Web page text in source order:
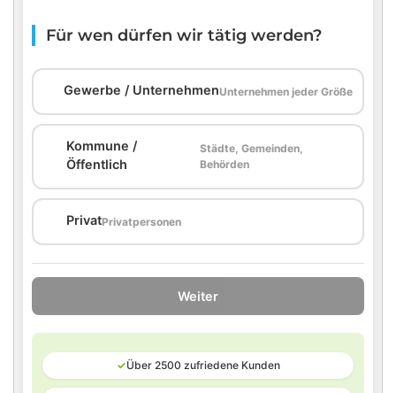
Für wen dürfen wir tätig werden?
Gewerbe / UnternehmenUnternehmen jeder Größe
Kommune /
Öffentlich
Städte, Gemeinden,
Behörden
PrivatPrivatpersonen
Weiter
✓Über 2500 zufriedene Kunden